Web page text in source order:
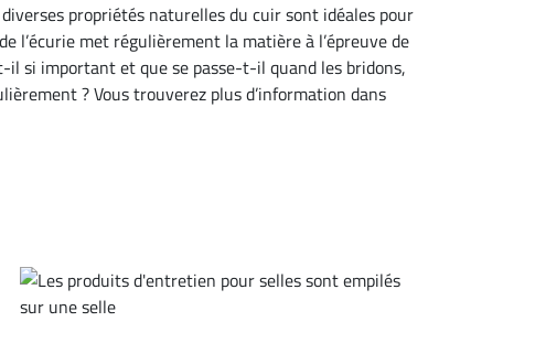
propriétés naturelles du cuir sont idéales pour
l’écurie met régulièrement la matière à l’épreuve de
il si important et que se passe-t-il quand les bridons,
? Vous trouverez plus d’information dans